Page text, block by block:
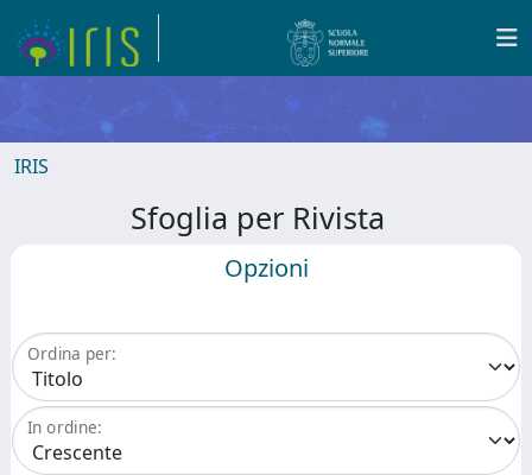
IRIS
Sfoglia per Rivista
Opzioni
Ordina per:
In ordine: